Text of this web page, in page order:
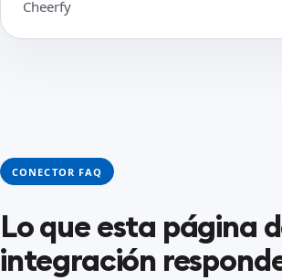
Cheerfy
CONECTOR FAQ
Lo que esta página
integración